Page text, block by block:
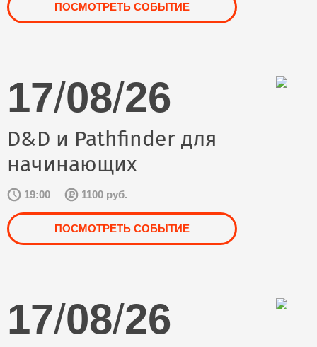
ПОСМОТРЕТЬ СОБЫТИЕ
17/08/26
D&D и Pathfinder для
начинающих
19:00 1100 руб.
ПОСМОТРЕТЬ СОБЫТИЕ
17/08/26